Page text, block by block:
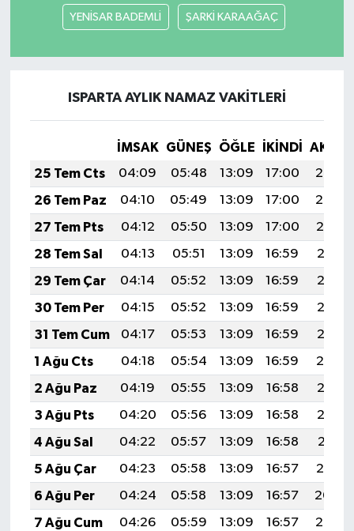
YENİSAR BADEMLİ ŞARKİ KARAAĞAÇ
ISPARTA AYLIK NAMAZ VAKITLERI
İMSAK GÜNEŞ ÖĞLE İKINDI
25 Tem Cts
04:09 05:48 13:09 17:00
20:20
26 Tem Paz
04:10 05:49 13:09 17:00
20:20
27 Tem Pts
04:12 05:50 13:09 17:00
20:19
28 Tem Sal
04:13 05:51 13:09 16:59
20:18
29 Tem Çar
04:14 05:52 13:09 16:59
20:17
30 Tem Per
04:15 05:52 13:09 16:59
20:16
31 Tem Cum
04:17 05:53 13:09 16:59
20:15
1 Ağu Cts
04:18 05:54 13:09 16:59
20:14
2 Ağu Paz
04:19 05:55 13:09 16:58
20:13
3 Ağu Pts
04:20 05:56 13:09 16:58
20:12
4 Ağu Sal
04:22 05:57 13:09 16:58
20:11
5 Ağu Çar
04:23 05:58 13:09 16:57
20:10
6 Ağu Per
04:24 05:58 13:09 16:57
20:09
7 Ağu Cum
04:26 05:59 13:09 16:57
20:08